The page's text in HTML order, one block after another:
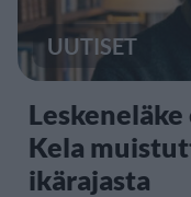
UUTISET
Kela
ikärajasta